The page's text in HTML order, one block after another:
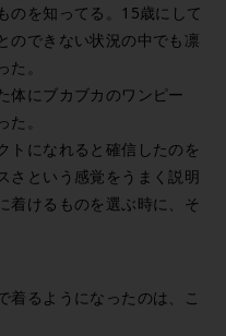
のを知ってる。15歳にして
のできない状況の中でも凛
。
体にブカブカのワンピー
。
トになれると確信したのを
さという感覚をうまく説明
着けるものを選ぶ時に、そ
着るようになったのは、こ